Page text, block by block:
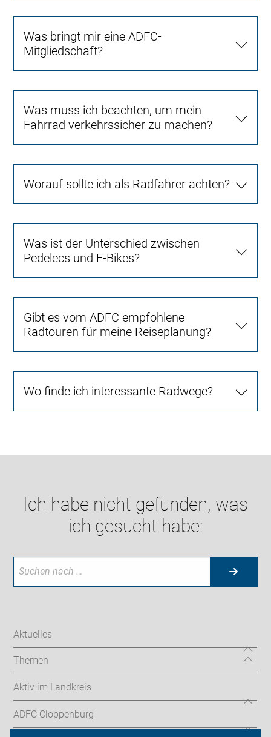
Was bringt mir eine ADFC-
Mitgliedschaft?
Was muss ich beachten, um mein
Fahrrad verkehrssicher zu machen?
Worauf sollte ich als Radfahrer achten?
Was ist der Unterschied zwischen
Pedelecs und E-Bikes?
Gibt es vom ADFC empfohlene
Radtouren für meine Reiseplanung?
Wo finde ich interessante Radwege?
Ich habe nicht gefunden, was
ich gesucht habe:
Aktuelles
Themen
Aktiv im Landkreis
ADFC Cloppenburg